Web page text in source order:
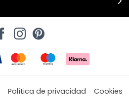
Política de privacidad Cookies